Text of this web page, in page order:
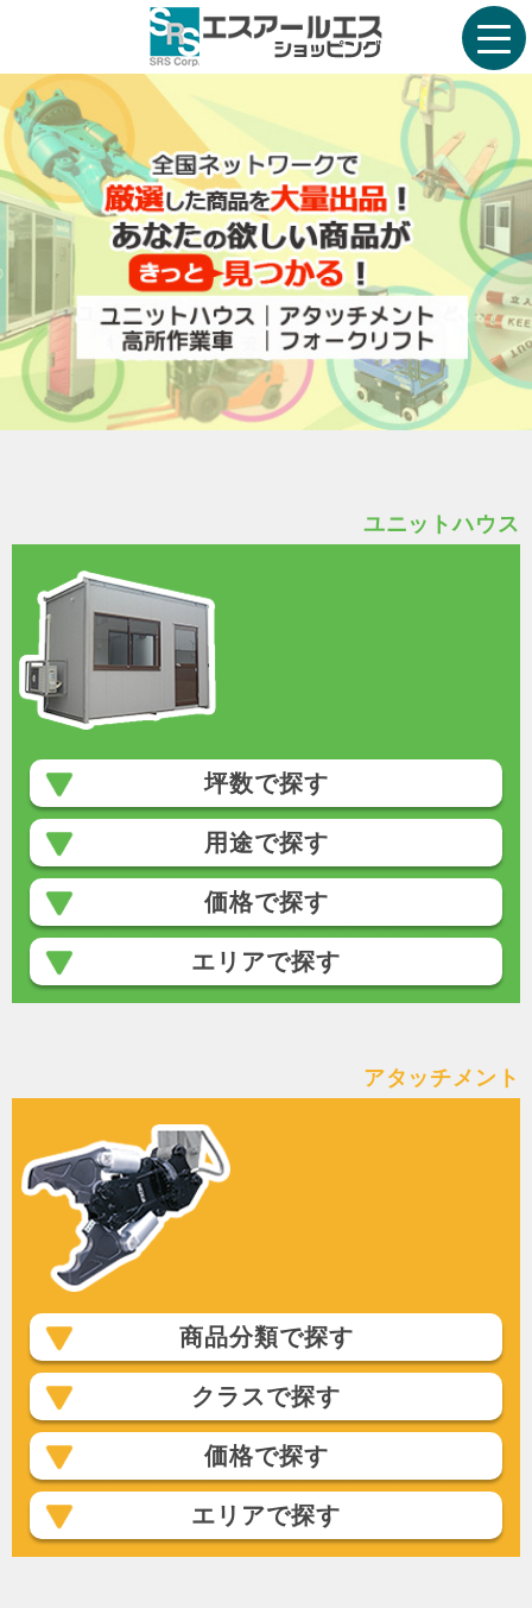
ユニットハウス
坪数で探す
用途で探す
価格で探す
エリアで探す
アタッチメント
商品分類で探す
クラスで探す
価格で探す
エリアで探す